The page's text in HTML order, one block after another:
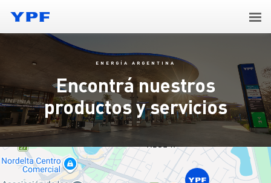
ENERGÍA ARGENTINA
Encontrá nuestros
productos y servicios